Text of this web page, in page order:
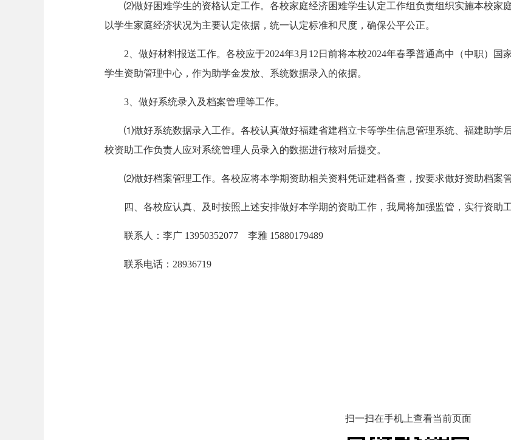
⑵做好困难学生的资格认定工作。各校家庭经济困难学生认定工作组负责组织实施本校家
以学生家庭经济状况为主要认定依据，统一认定标准和尺度，确保公平公正。
2、做好材料报送工作。各校应于2024年3月12日前将本校2024年春季普通高中（中职）
学生资助管理中心，作为助学金发放、系统数据录入的依据。
3、做好系统录入及档案管理等工作。
⑴做好系统数据录入工作。各校认真做好福建省建档立卡等学生信息管理系统、福建助学
校资助工作负责人应对系统管理人员录入的数据进行核对后提交。
⑵做好档案管理工作。各校应将本学期资助相关资料凭证建档备查，按要求做好资助档案管
四、各校应认真、及时按照上述安排做好本学期的资助工作，我局将加强监管，实行资助
联系人：李广 13950352077 李雅 15880179489
联系电话：28936719
扫一扫在手机上查看当前页面